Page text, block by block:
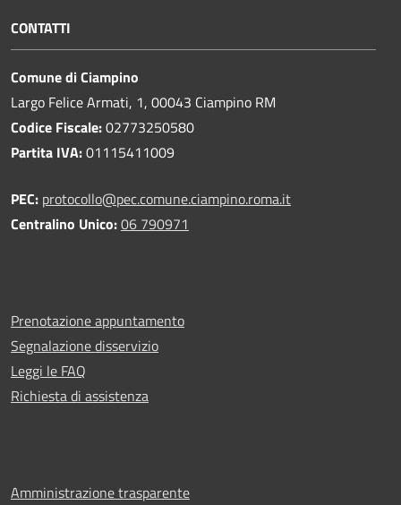
CONTATTI
Comune di Ciampino
Largo Felice Armati, 1, 00043 Ciampino RM
Codice Fiscale:02773250580
Partita IVA:01115411009
PEC: protocollo@pec.comune.ciampino.roma.it
Centralino Unico:06 790971
Prenotazione appuntamento
Segnalazione disservizio
Leggi le FAQ
Richiesta di assistenza
Amministrazione trasparente